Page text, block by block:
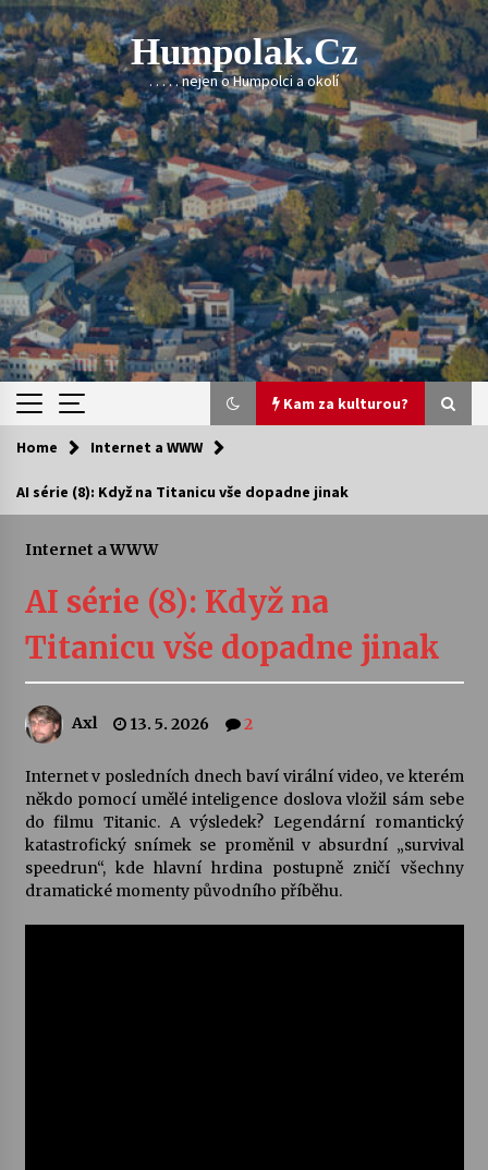
Skip
to
content
Humpolak.cz
. . . . . nejen o Humpolci a okolí
Kam za kulturou?
Kam za kulturou?
Sukuba Ensemble
Vernisáž výstavy Josefíny Duškové: Stávám se
kapkou
Veselí muzikanti
Pozvánka na integrační festival Quijotova
šedesátka: 28. 7.–1. 8. 2026
28. 7. 2026
Letní koncerty ve Stromovce: Kolchoz a
Home Internet a WWW
AI série (8): Když na Titanicu vše dopadne jinak
Internet a WWW
AI série (8): Když na
Titanicu vše dopadne jinak
Axl 13. 5. 2026 2
Internet v posledních dnech baví virální video, ve kterém
někdo pomocí umělé inteligence doslova vložil sám sebe
do filmu Titanic. A výsledek? Legendární romantický
katastrofický snímek se proměnil v absurdní „survival
speedrun“, kde hlavní hrdina postupně zničí všechny
dramatické momenty původního příběhu.